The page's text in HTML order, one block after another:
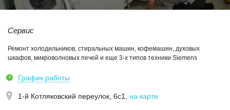
Сервис
Ремонт холодильников, стиральных машин, кофемашин, духовых
шкафов, микроволновых печей и еще 3-х типов техники Siemens
График работы
1-й Котляковский переулок, 6с1 на карте